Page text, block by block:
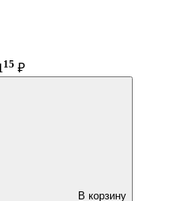
15 ₽
В корзину